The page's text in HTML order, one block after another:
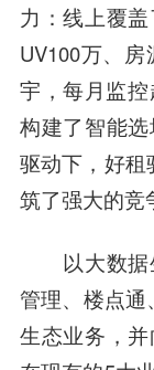
力：线上覆
UV100万、
宇，每月监控
构建了智能
驱动下，好租
筑了强大的竞
以大数据
管理、楼点通
生态业务，